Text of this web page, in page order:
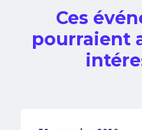
Ces
pourraient